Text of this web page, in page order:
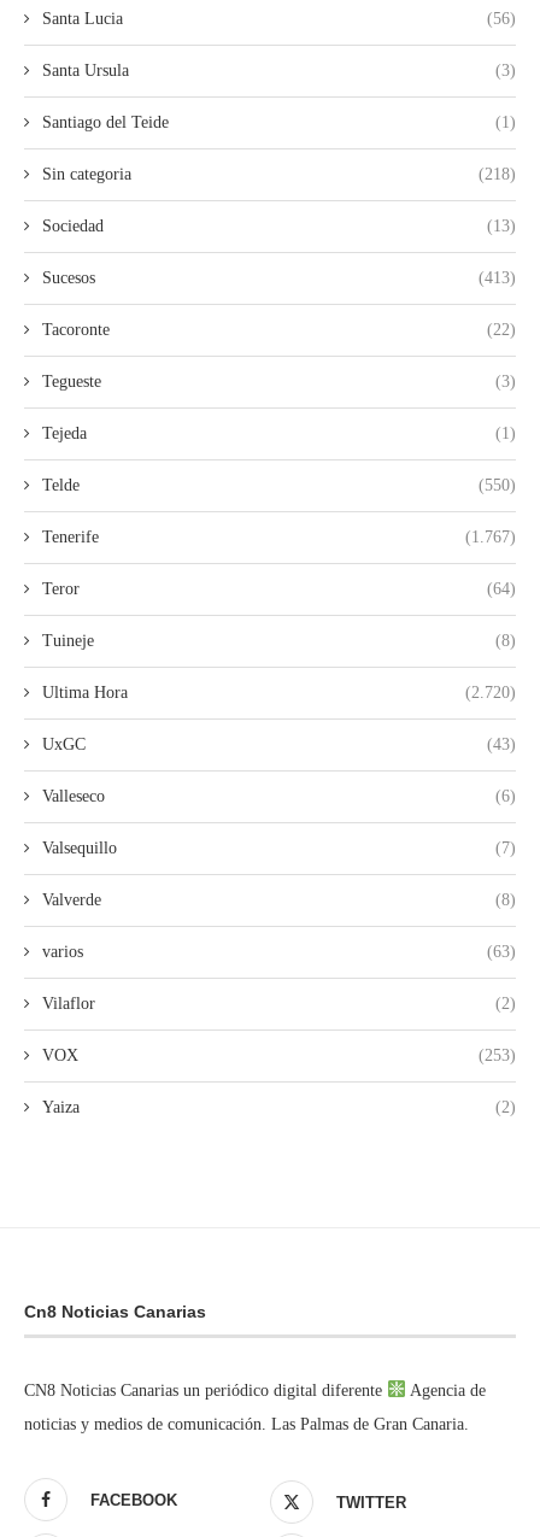
Santa Lucia (56)
Santa Ursula (3)
Santiago del Teide (1)
Sin categoria (218)
Sociedad (13)
Sucesos (413)
Tacoronte (22)
Tegueste (3)
Tejeda (1)
Telde (550)
Tenerife (1.767)
Teror (64)
Tuineje (8)
Ultima Hora (2.720)
UxGC (43)
Valleseco (6)
Valsequillo (7)
Valverde (8)
varios (63)
Vilaflor (2)
VOX (253)
Yaiza (2)
Cn8 Noticias Canarias
CN8 Noticias Canarias un periódico digital diferente
Agencia de
noticias y medios de comunicación. Las Palmas de Gran Canaria.
FACEBOOK TWITTER